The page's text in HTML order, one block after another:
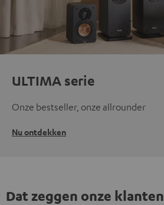
ULTIMA serie
Onze bestseller, onze allrounder
Nu ontdekken
Dat zeggen onze klanten